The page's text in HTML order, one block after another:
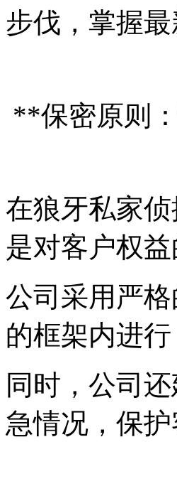
步伐，掌握
**保密原则
在狼牙私家
是对客户权益
公司采用严
的框架内进
同时，公司
急情况，保